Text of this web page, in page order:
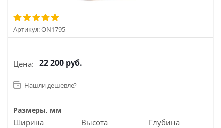
Артикул:ON1795
Цена: 22 200 руб.
Нашли дешевле?
Размеры, мм
Ширина Высота Глубина